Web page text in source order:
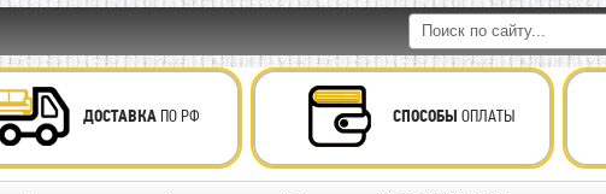
ДОСТАВКАПО РФ СПОСОБЫ ОПЛАТЫ